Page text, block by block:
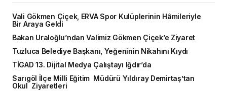
Vali Gökmen Çiçek, ERVA Spor Kulüplerinin Hâmileriyle
Bir Araya Geldi
Bakan Uraloğlu’ndan Valimiz Gökmen Çiçek’e Ziyaret
Tuzluca Belediye Başkanı, Yeğeninin Nikahını Kıydı
TİGAD 13. Dijital Medya Çalıştayı Iğdır’da
Sarıgöl İlçe Milli Eğitim Müdürü Yıldıray Demirtaş’tan
Okul Ziyaretleri